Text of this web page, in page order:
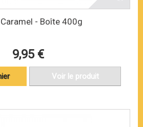
- Boîte 400g
9,95 €
Voir le produit